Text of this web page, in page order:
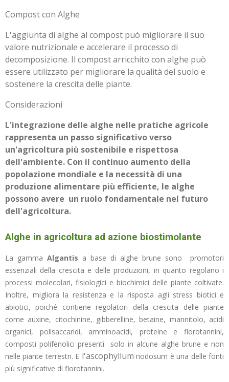
Compost con Alghe
L'aggiunta di alghe al compost può migliorare il suo
valore nutrizionale e accelerare il processo di
decomposizione. Il compost arricchito con alghe può
essere utilizzato per migliorare la qualità del suolo e
sostenere la crescita delle piante.
Considerazioni
L'integrazione delle alghe nelle pratiche agricole
rappresenta un passo significativo verso
un'agricoltura più sostenibile e rispettosa
dell'ambiente. Con il continuo aumento della
popolazione mondiale e la necessità di una
produzione alimentare più efficiente, le alghe
possono avere un ruolo fondamentale nel futuro
dell'agricoltura.
Alghe in agricoltura ad azione biostimolante
La gamma Algantis a base di alghe brune sono promotori
essenziali della crescita e delle produzioni, in quanto regolano i
processi molecolari, fisiologici e biochimici delle piante coltivate.
Inoltre, migliora la resistenza e la risposta agli stress biotici e
abiotici,poiché contiene regolatori della crescita delle piante
come auxine, citochinine, gibberelline, betaine, mannitolo, acidi
organici, polisaccaridi, amminoacidi, proteine e florotannini,
composti polifenolici presenti solo in alcune alghe brune e non
nelle piante terrestri. E l'ascophyllum nodosum è una delle fonti
più significative di florotannini.